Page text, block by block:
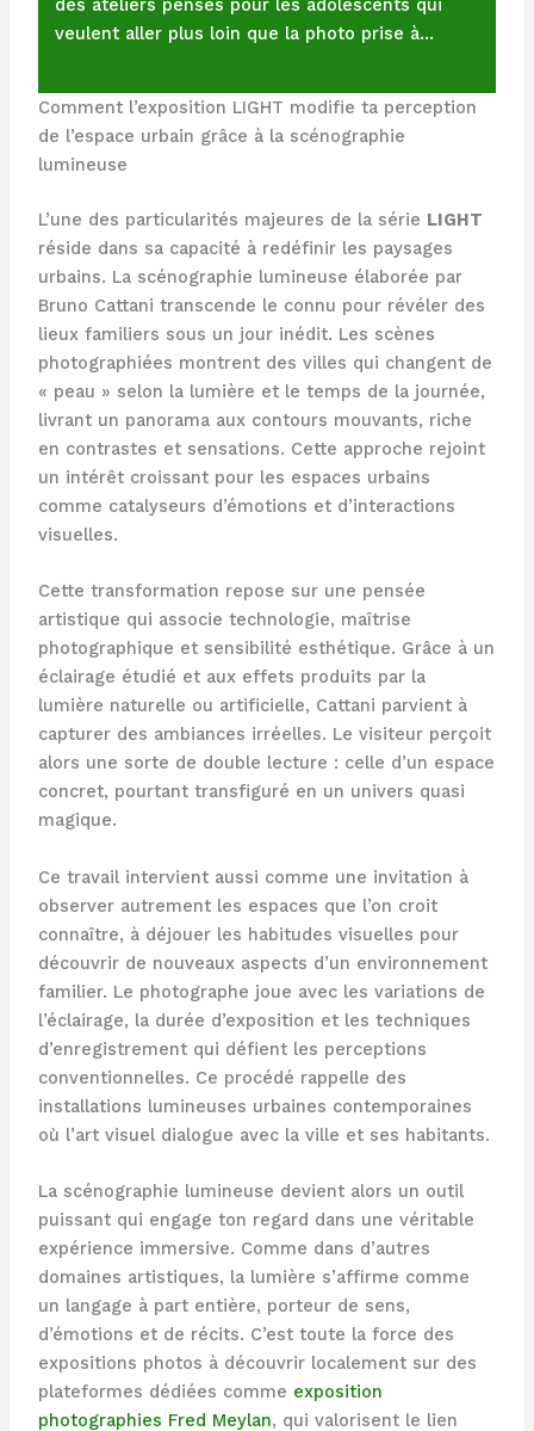
des ateliers pensés pour les adolescents qui
veulent aller plus loin que la photo prise à…
Comment l’exposition LIGHT modifie ta perception
de l’espace urbain grâce à la scénographie
lumineuse
L’une des particularités majeures de la série LIGHT
réside dans sa capacité à redéfinir les paysages
urbains. La scénographie lumineuse élaborée par
Bruno Cattani transcende le connu pour révéler des
lieux familiers sous un jour inédit. Les scènes
photographiées montrent des villes qui changent de
« peau » selon la lumière et le temps de la journée,
livrant un panorama aux contours mouvants, riche
en contrastes et sensations. Cette approche rejoint
un intérêt croissant pour les espaces urbains
comme catalyseurs d’émotions et d’interactions
visuelles.
Cette transformation repose sur une pensée
artistique qui associe technologie, maîtrise
photographique et sensibilité esthétique. Grâce à un
éclairage étudié et aux effets produits par la
lumière naturelle ou artificielle, Cattani parvient à
capturer des ambiances irréelles. Le visiteur perçoit
alors une sorte de double lecture : celle d’un espace
concret, pourtant transfiguré en un univers quasi
magique.
Ce travail intervient aussi comme une invitation à
observer autrement les espaces que l’on croit
connaître, à déjouer les habitudes visuelles pour
découvrir de nouveaux aspects d’un environnement
familier. Le photographe joue avec les variations de
l’éclairage, la durée d’exposition et les techniques
d’enregistrement qui défient les perceptions
conventionnelles. Ce procédé rappelle des
installations lumineuses urbaines contemporaines
où l’art visuel dialogue avec la ville et ses habitants.
La scénographie lumineuse devient alors un outil
puissant qui engage ton regard dans une véritable
expérience immersive. Comme dans d’autres
domaines artistiques, la lumière s’affirme comme
un langage à part entière, porteur de sens,
d’émotions et de récits. C’est toute la force des
expositions photos à découvrir localement sur des
plateformes dédiées comme exposition
photographies Fred Meylan, qui valorisent le lien